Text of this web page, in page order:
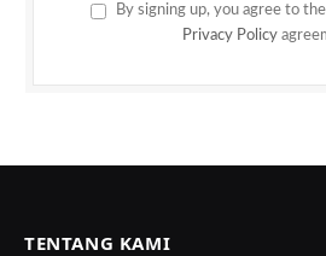
By signing up, you agree to
Privacy Policy
TENTANG KAMI